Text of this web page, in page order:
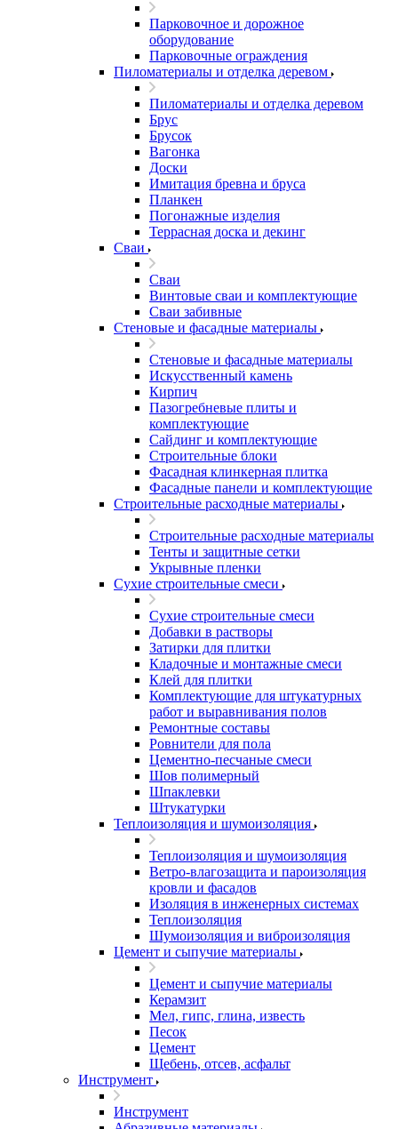
Парковочное и дорожное
оборудование
Парковочные ограждения
Пиломатериалы и отделка деревом
Пиломатериалы и отделка деревом
Брус
Брусок
Вагонка
Доски
Имитация бревна и бруса
Планкен
Погонажные изделия
Террасная доска и декинг
Сваи
Сваи
Винтовые сваи и комплектующие
Сваи забивные
Стеновые и фасадные материалы
Стеновые и фасадные материалы
Искусственный камень
Кирпич
Пазогребневые плиты и
комплектующие
Сайдинг и комплектующие
Строительные блоки
Фасадная клинкерная плитка
Фасадные панели и комплектующие
Строительные расходные материалы
Строительные расходные материалы
Тенты и защитные сетки
Укрывные пленки
Сухие строительные смеси
Сухие строительные смеси
Добавки в растворы
Затирки для плитки
Кладочные и монтажные смеси
Клей для плитки
Комплектующие для штукатурных
работ и выравнивания полов
Ремонтные составы
Ровнители для пола
Цементно-песчаные смеси
Шов полимерный
Шпаклевки
Штукатурки
Теплоизоляция и шумоизоляция
Теплоизоляция и шумоизоляция
Ветро-влагозащита и пароизоляция
кровли и фасадов
Изоляция в инженерных системах
Теплоизоляция
Шумоизоляция и виброизоляция
Цемент и сыпучие материалы
Цемент и сыпучие материалы
Керамзит
Мел, гипс, глина, известь
Песок
Цемент
Щебень, отсев, асфальт
Инструмент
Инструмент